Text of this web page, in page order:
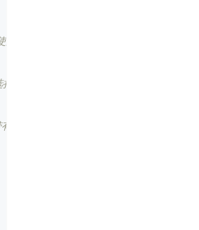
通配符。在此示例中，它指的是所有网关
。请注意，操作应与资源类型兼容。在此
有“Environment Type: Production”标签